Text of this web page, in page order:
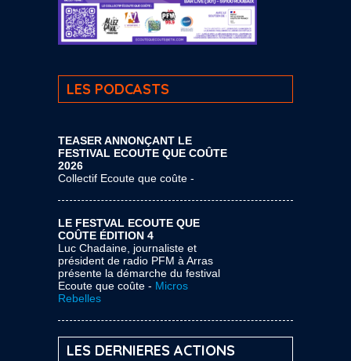
LES PODCASTS
TEASER ANNONÇANT LE
FESTIVAL ECOUTE QUE COÛTE
2026
Collectif Ecoute que coûte -
LE FESTVAL ECOUTE QUE
COÛTE ÉDITION 4
Luc Chadaine, journaliste et
président de radio PFM à Arras
présente la démarche du festival
Ecoute que coûte - Micros
Rebelles
LES DERNIERES ACTIONS